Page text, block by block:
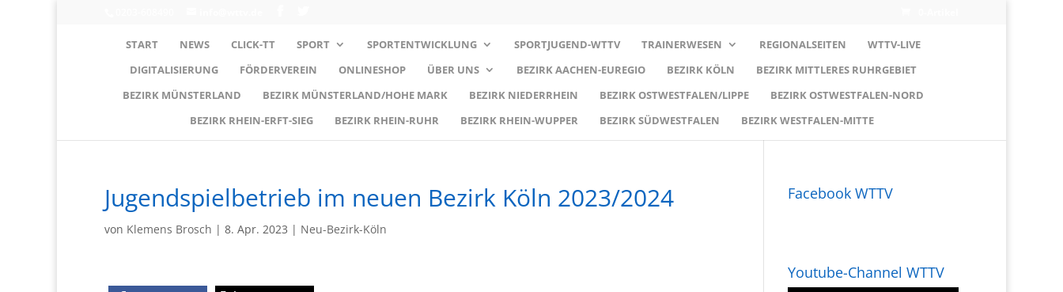
START NEWS CLICK-TT SPORT SPORTENTWICKLUNG SPORTJUGEND-WTTV TRAINERWESEN REGIONALSEITEN
WTTV-LIVE
DIGITALISIERUNG
FÖRDERVEREIN ONLINESHOP ÜBER UNS BEZIRK AACHEN-EUREGIO BEZIRK KÖLN
BEZIRK MITTLERES RUHRGEBIET
BEZIRK MÜNSTERLAND
BEZIRK MÜNSTERLAND/HOHE MARK BEZIRK NIEDERRHEIN BEZIRK OSTWESTFALEN/LIPPE
BEZIRK OSTWESTFALEN-NORD
BEZIRK RHEIN-ERFT-SIEG
BEZIRK RHEIN-RUHR BEZIRK RHEIN-WUPPER BEZIRK SÜDWESTFALEN BEZIRK WESTFALEN-MITTE
Jugendspielbetrieb im neuen Bezirk Köln 2023/2024
von Klemens Brosch | 8. Apr. 2023 | Neu-Bezirk-Köln
Facebook WTTV
Youtube-Channel WTTV